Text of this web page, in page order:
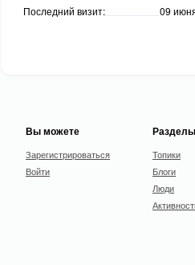
Последний визит:
09
Вы можете
Зарегистрироваться
Войти
Разделы
Топики
Блоги
Люди